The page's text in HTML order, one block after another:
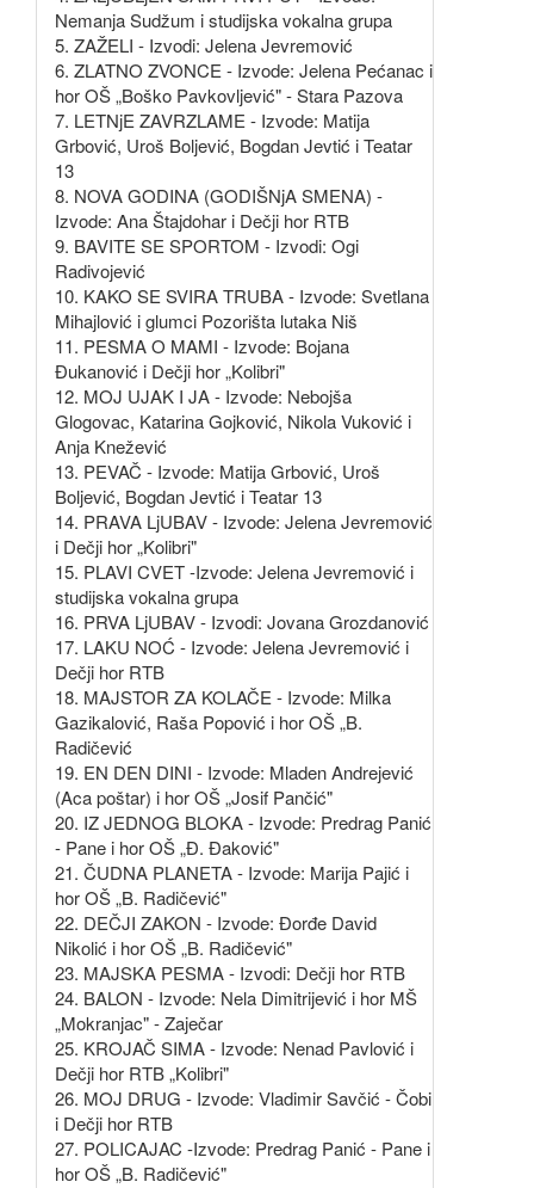
Nemanja Sudžum i studijska vokalna grupa
5. ZAŽELI - Izvodi: Jelena Jevremović
6. ZLATNO ZVONCE - Izvode: Jelena Pećanac i
hor OŠ „Boško Pavkovljević" - Stara Pazova
7. LETNjE ZAVRZLAME - Izvode: Matija
Grbović, Uroš Boljević, Bogdan Jevtić i Teatar
13
8. NOVA GODINA (GODIŠNjA SMENA) -
Izvode: Ana Štajdohar i Dečji hor RTB
9. BAVITE SE SPORTOM - Izvodi: Ogi
Radivojević
10. KAKO SE SVIRA TRUBA - Izvode: Svetlana
Mihajlović i glumci Pozorišta lutaka Niš
11. PESMA O MAMI - Izvode: Bojana
Đukanović i Dečji hor „Kolibri"
12. MOJ UJAK I JA - Izvode: Nebojša
Glogovac, Katarina Gojković, Nikola Vuković i
Anja Knežević
13. PEVAČ - Izvode: Matija Grbović, Uroš
Boljević, Bogdan Jevtić i Teatar 13
14. PRAVA LjUBAV - Izvode: Jelena Jevremović
i Dečji hor „Kolibri"
15. PLAVI CVET -Izvode: Jelena Jevremović i
studijska vokalna grupa
16. PRVA LjUBAV - Izvodi: Jovana Grozdanović
17. LAKU NOĆ - Izvode: Jelena Jevremović i
Dečji hor RTB
18. MAJSTOR ZA KOLAČE - Izvode: Milka
Gazikalović, Raša Popović i hor OŠ „B.
Radičević
19. EN DEN DINI - Izvode: Mladen Andrejević
(Aca poštar) i hor OŠ „Josif Pančić"
20. IZ JEDNOG BLOKA - Izvode: Predrag Panić
- Pane i hor OŠ „Đ. Đaković"
21. ČUDNA PLANETA - Izvode: Marija Pajić i
hor OŠ „B. Radičević"
22. DEČJI ZAKON - Izvode: Đorđe David
Nikolić i hor OŠ „B. Radičević"
23. MAJSKA PESMA - Izvodi: Dečji hor RTB
24. BALON - Izvode: Nela Dimitrijević i hor MŠ
„Mokranjac" - Zaječar
25. KROJAČ SIMA - Izvode: Nenad Pavlović i
Dečji hor RTB „Kolibri"
26. MOJ DRUG - Izvode: Vladimir Savčić - Čobi
i Dečji hor RTB
27. POLICAJAC -Izvode: Predrag Panić - Pane i
hor OŠ „B. Radičević"